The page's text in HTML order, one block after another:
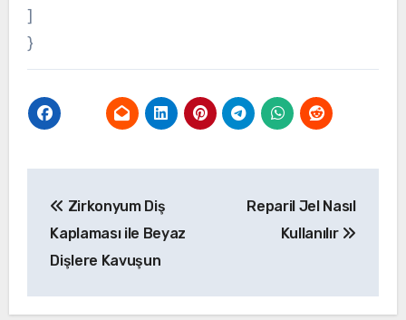
]
}
gezinmesi
Zirkonyum Diş
Kaplaması ile Beyaz
Dişlere Kavuşun
Reparil Jel Nasıl
Kullanılır